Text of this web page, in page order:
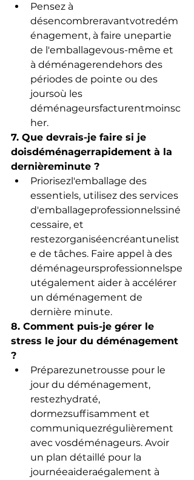
Pensez à
désencombreravantvotredém
énagement, à faire unepartie
de l'emballagevous-même et
à déménagerendehors des
périodes de pointe ou des
joursoù les
déménageursfacturentmoinsc
her.
7. Que devrais-je faire si je
doisdéménagerrapidement à la
dernièreminute ?
Priorisezl'emballage des
essentiels, utilisez des services
d'emballageprofessionnelssiné
cessaire, et
restezorganiséencréantunelist
e de tâches. Faire appel à des
déménageursprofessionnelspe
utégalement aider à accélérer
un déménagement de
dernière minute.
8. Comment puis-je gérer le
stress le jour du déménagement
?
Préparezunetrousse pour le
jour du déménagement,
restezhydraté,
dormezsuffisamment et
communiquezrégulièrement
avec vosdéménageurs. Avoir
un plan détaillé pour la
journéeaideraégalement à